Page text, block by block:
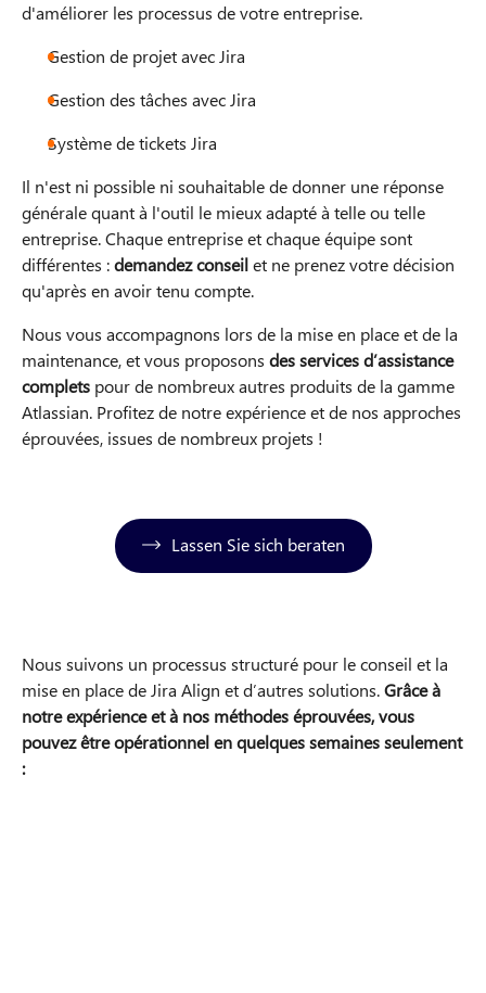
d'améliorer les processus de votre entreprise.
Gestion de projet avec Jira
Gestion des tâches avec Jira
Système de tickets Jira
Il n'est ni possible ni souhaitable de donner une réponse
générale quant à l'outil le mieux adapté à telle ou telle
entreprise. Chaque entreprise et chaque équipe sont
différentes :demandez conseilet ne prenez votre décision
qu'après en avoir tenu compte.
Nous vous accompagnons lors de la mise en place et de la
maintenance, et vous proposons des services d’assistance
complets pour de nombreux autres produits de la gamme
Atlassian. Profitez de notre expérience et de nos approches
éprouvées, issues de nombreux projets !
Lassen Sie sich beraten
Nous suivons un processus structuré pour le conseil et la
mise en place de Jira Align et d’autres solutions.Grâce à
notre expérience et à nos méthodes éprouvées, vous
pouvez être opérationnel en quelques semaines seulement
: